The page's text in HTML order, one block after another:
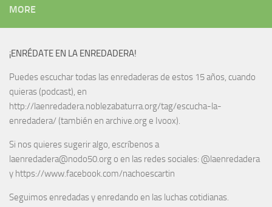
MORE
¡ENRÉDATE EN LA ENREDADERA!
Puedes escuchar todas las enredaderas de estos 15 años, cuando
quieras (podcast), en
http://laenredadera.noblezabaturra.org/tag/escucha-la-
enredadera/ (también en archive.org e Ivoox).
Si nos quieres sugerir algo, escríbenos a
laenredadera@nodo50.org o en las redes sociales: @laenredadera
y https://www.facebook.com/nachoescartin
Seguimos enredadas y enredando en las luchas cotidianas.